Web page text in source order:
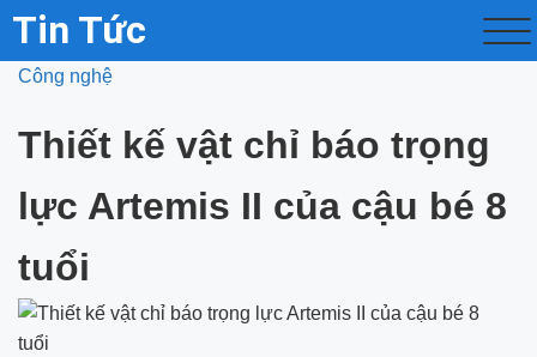
Tin Tức
Công nghệ
Thiết kế vật chỉ báo trọng
lực Artemis II của cậu bé 8
tuổi